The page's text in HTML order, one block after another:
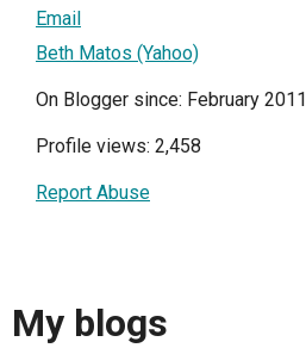
Email
Beth Matos (Yahoo)
On Blogger since: February 2011
Profile views: 2,458
Report Abuse
My blogs